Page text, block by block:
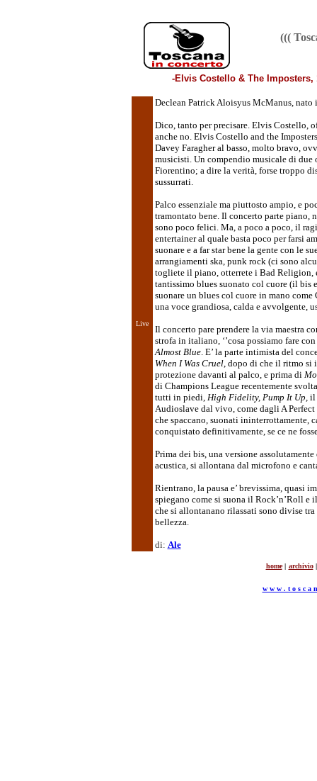
(((
-Elvis Costello & The Imposters,
Live
Declean Patrick Aloisyus McManus,
Dico, tanto per precisare. Elvis Costello,
anche no. Elvis Costello and the
Davey Faragher al basso, molto bravo,
musicisti. Un compendio musicale di due
Fiorentino; a dire la verità, forse troppo
sussurrati.
Palco essenziale ma piuttosto ampio, e
tramontato bene. Il concerto parte piano,
sono poco felici. Ma, a poco a poco, il
entertainer al quale basta poco per farsi
suonare e a far star bene la gente con le
arrangiamenti ska, punk rock (ci sono
togliete il piano, otterrete i Bad Religion,
tantissimo blues suonato col cuore (il bis
suonare un blues col cuore in mano
una voce grandiosa, calda e avvolgente,
Il concerto pare prendere la via maestra
strofa in italiano, ‘’cosa possiamo fare
Almost Blue. E’ la parte intimista del
When I Was Cruel, dopo di che il ritmo si
protezione davanti al palco, e prima di
di Champions League recentemente
tutti in piedi, High Fidelity, Pump It Up, il
Audioslave dal vivo, come dagli A Perfect
che spaccano, suonati ininterrottamente,
conquistato definitivamente, se ce ne
Prima dei bis, una versione
acustica, si allontana dal microfono e
Rientrano, la pausa e’ brevissima, quasi
spiegano come si suona il Rock’n’Roll e
che si allontanano rilassati sono divise
bellezza.
di: Ale
home | archivio |
w w w . t o s c a